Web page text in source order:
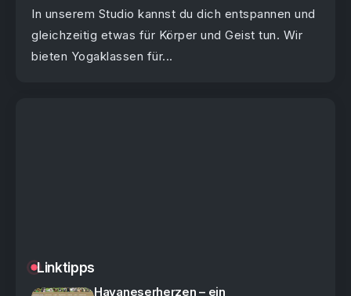
In unserem Studio kannst du dich entspannen und
gleichzeitig etwas für Körper und Geist tun. Wir
bieten Yogaklassen für...
Linktipps
Havaneserherzen – ein